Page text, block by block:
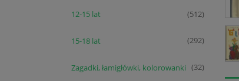
12-15 lat (512)
15-18 lat (292)
Zagadki, łamigłówki, kolorowanki (32)